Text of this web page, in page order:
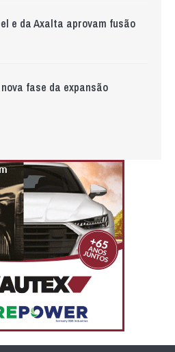
e da Axalta aprovam fusão
fase da expansão